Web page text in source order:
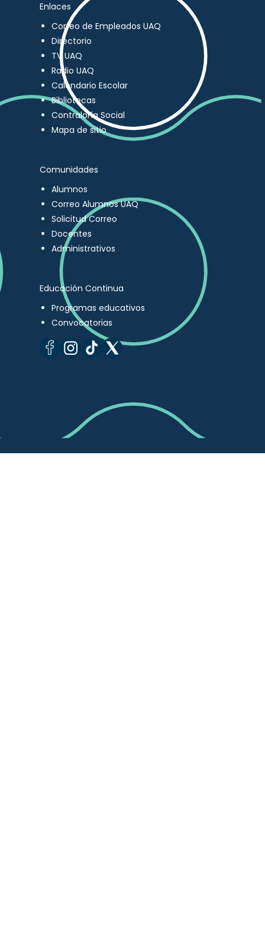
Enlaces
Correo de Empleados UAQ
Directorio
TV UAQ
Radio UAQ
Calendario Escolar
Bibliotecas
Contraloría Social
Mapa de sitio
Comunidades
Alumnos
Correo Alumnos UAQ
Solicitud Correo
Docentes
Administrativos
Educación Continua
Programas educativos
Convocatorias